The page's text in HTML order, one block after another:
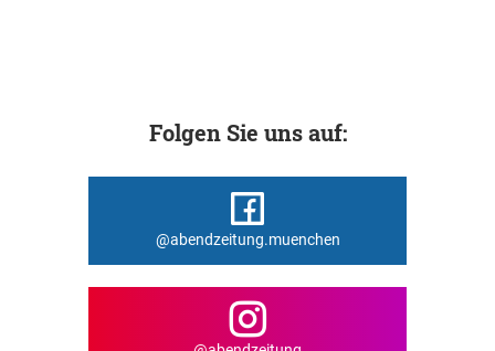
Folgen Sie uns auf:
@abendzeitung.muenchen